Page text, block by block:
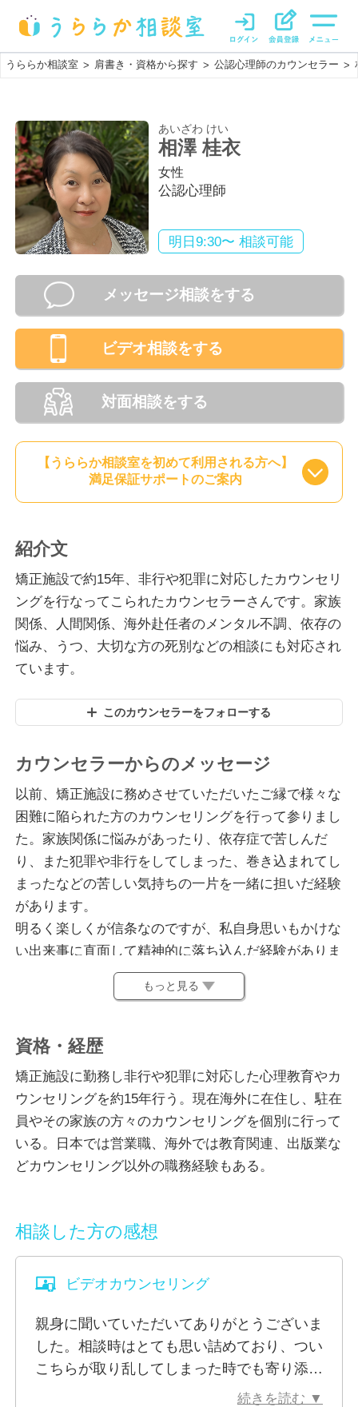
うららか相談室 > 肩書き・資格から探す > 公認心理師のカウンセラー >
あいざわ けい
相澤 桂衣
女性
公認心理師
明日9:30〜 相談可能
メッセージ相談をする
ビデオ相談をする
対面相談をする
【うららか相談室を初めて利用される方へ】
満足保証サポートのご案内
紹介文
矯正施設で約15年、非行や犯罪に対応したカウンセリ
ングを行なってこられたカウンセラーさんです。家族
関係、人間関係、海外赴任者のメンタル不調、依存の
悩み、うつ、大切な方の死別などの相談にも対応され
ています。
このカウンセラーをフォローする
カウンセラーからのメッセージ
以前、矯正施設に務めさせていただいたご縁で様々な
困難に陥られた方のカウンセリングを行って参りまし
た。家族関係に悩みがあったり、依存症で苦しんだ
り、また犯罪や非行をしてしまった、巻き込まれてし
まったなどの苦しい気持ちの一片を一緒に担いだ経験
があります。
明るく楽しくが信条なのですが、私自身思いもかけな
い出来事に直面して精神的に落ち込んだ経験がありま
す。被災、海外生活、育児、死別、仕事上の悩みな
ど、カウンセラーの方々に話すことで助けられまし
て苦しんではいないでしょうか？
生活していると想像もしなかったことが起こることが
あります。
時が解決するかも？自分の精神力で解決するかも？と
ご自身でじっと頑張っている途中かもしれません。
楽になる時があります。
出口が見えず不安になっていたらご連絡をいただけた
らと思います。
カウンセリングを受けたいけれど勇気が出ないかもし
な？と分からない場合もあるかもしれません。少しだ
け踏み出してみて、おひとりで抱え込まずにご連絡く
ださい。
お気持ちに寄り添えるカウンセリングを行います。
もっと見る
資格・経歴
矯正施設に勤務し非行や犯罪に対応した心理教育やカ
ウンセリングを約15年行う。現在海外に在住し、駐在
員やその家族の方々のカウンセリングを個別に行って
いる。日本では営業職、海外では教育関連、出版業な
どカウンセリング以外の職務経験もある。
相談した方の感想
ビデオカウンセリング
親身に聞いていただいてありがとうございま
した。相談時はとても思い詰めており、つい
こちらが取り乱してしまった時でも寄り添っ
ていただいて、とても嬉しかったです。解決
続きを読む ▼